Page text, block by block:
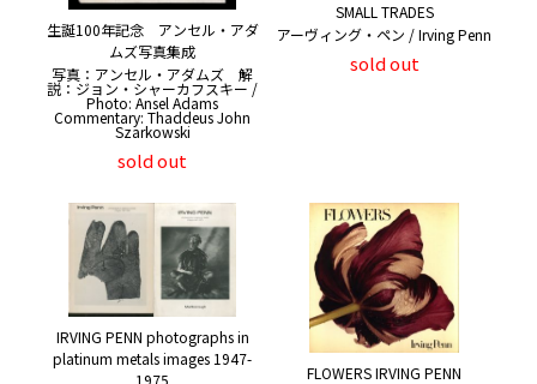
生誕100年記念 アンセル・アダ
ムズ写真集成
写真：アンセル・アダムズ 解
説：ジョン・シャーカフスキー /
Photo: Ansel Adams
Commentary: Thaddeus John
Szarkowski
sold out
SMALL TRADES
アーヴィング・ペン / Irving Penn
sold out
IRVING PENN photographs in
platinum metals images 1947-
1975
FLOWERS IRVING PENN